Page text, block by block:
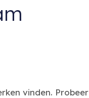
vinden.